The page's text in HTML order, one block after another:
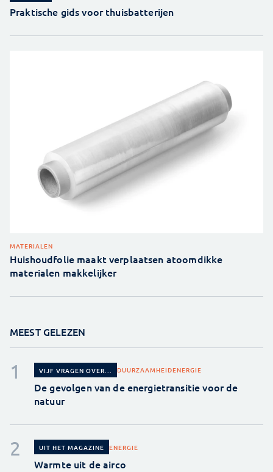
Praktische gids voor thuisbatterijen
MATERIALEN
Huishoudfolie maakt verplaatsen atoomdikke
materialen makkelijker
MEEST GELEZEN
VIJF VRAGEN OVER... DUURZAAMHEIDENERGIE
De gevolgen van de energietransitie voor de
natuur
UIT HET MAGAZINE ENERGIE
Warmte uit de airco